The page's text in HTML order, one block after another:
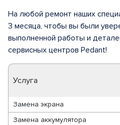
На любой ремонт наших
3 месяца, чтобы вы были
выполненной работы и
сервисных центров Pedant!
Услуга
Замена экрана
Замена аккумулятора